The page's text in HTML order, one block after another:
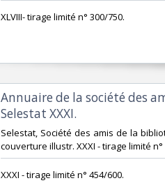
‎XLVIII- tirage limité n° 300/750.‎
‎Annuaire de la société des
Selestat XXXI. ‎
‎Selestat, Société des amis de la
couverture illustr. XXXI - tirage limité n°
‎XXXI - tirage limité n° 454/600.‎